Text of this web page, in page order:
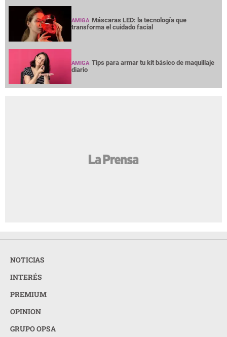
AMIGA Máscaras LED: la tecnología que
transforma el cuidado facial
AMIGA Tips para armar tu kit básico de maquillaje
diario
NOTICIAS
INTERÉS
PREMIUM
OPINION
GRUPO OPSA